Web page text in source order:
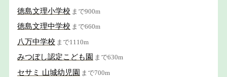
徳島文理小学校 まで900m
徳島文理中学校 まで660m
八万中学校 まで1110m
みつぼし認定こども園 まで630m
セサミ 山城幼児園 まで700m